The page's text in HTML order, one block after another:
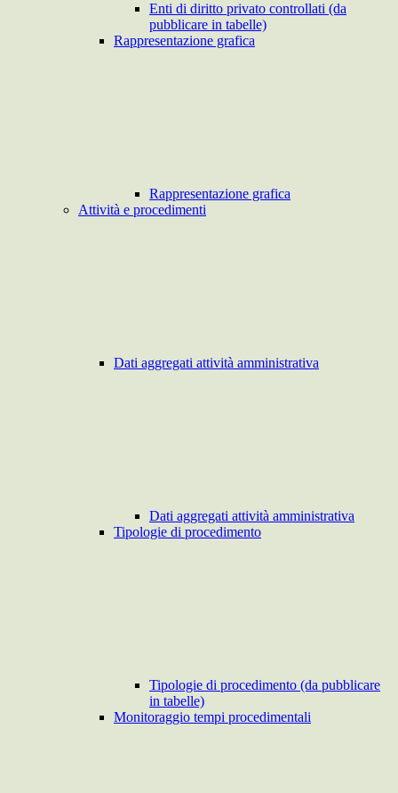
Enti di diritto privato controllati (da
pubblicare in tabelle)
Rappresentazione grafica
Rappresentazione grafica
Attività e procedimenti
Dati aggregati attività amministrativa
Dati aggregati attività amministrativa
Tipologie di procedimento
Tipologie di procedimento (da pubblicare
in tabelle)
Monitoraggio tempi procedimentali